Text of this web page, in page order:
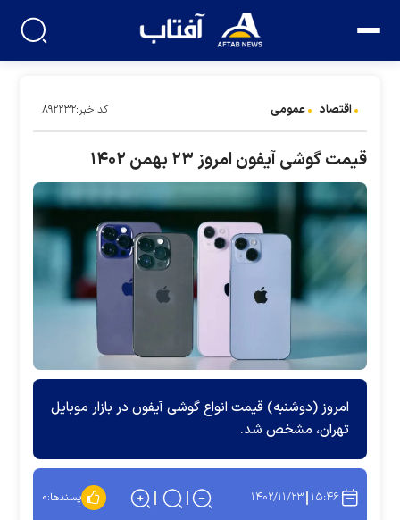
اقتصاد عمومی کد خبر:۸۹۲۲۳۲
قیمت گوشی آیفون امروز ۲۳ بهمن ۱۴۰۲
امروز (دوشنبه) قیمت انواع گوشی آیفون در بازار موبایل
تهران، مشخص شد.
۱۵:۴۶ ۱۴۰۲/۱۱/۲۳ پسندها:۰